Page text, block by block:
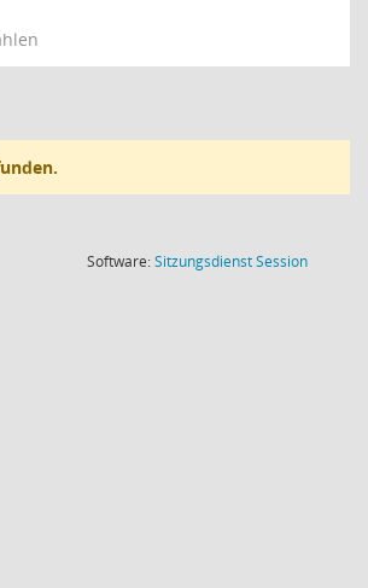
Software:SitzungsdienstSession(Wird in